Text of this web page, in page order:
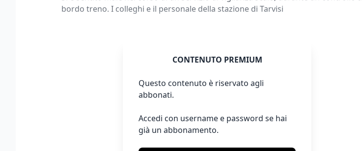
bordo treno. I colleghi e il personale della stazione di Tarvisi
CONTENUTO PREMIUM
Questo contenuto è riservato agli
abbonati.
Accedi con username e password se hai
già un abbonamento.